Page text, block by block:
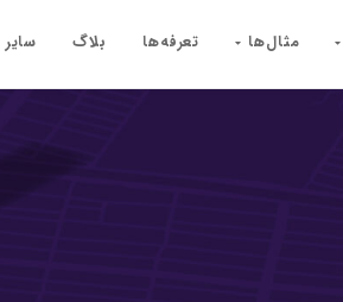
مثال‌ها تعرفه‌ها بلاگ سایر